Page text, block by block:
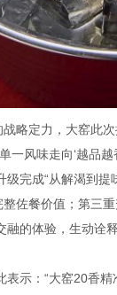
略定力，大窑此
一风味走向‘越品
级完成“从解渴到
整佐餐价值；第
的体验，生动诠
表示：“大窑20香